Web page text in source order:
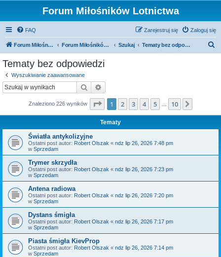
Forum Miłośników Lotnictwa
FAQ Zaloguj się
Zarejestruj się
Forum Miłośników Lotnictwa Forum Miłośników Lotnictwa Szukaj Tematy bez odpowiedzi
Tematy bez odpowiedzi
Wyszukiwanie zaawansowane
Szukaj
Znaleziono 226 wyników Strona z10
1 2 3 4 5 10
Tematy
Światła antykolizyjne
Ostatni post autor: Robert Olszak « ndz lip 26, 2026 7:48 pm
w Sprzedam
Trymer skrzydła
Ostatni post autor: Robert Olszak « ndz lip 26, 2026 7:23 pm
w Sprzedam
Antena radiowa
Ostatni post autor: Robert Olszak « ndz lip 26, 2026 7:20 pm
w Sprzedam
Dystans śmigła
Ostatni post autor: Robert Olszak « ndz lip 26, 2026 7:17 pm
w Sprzedam
Piasta śmigła KievProp
Ostatni post autor: Robert Olszak « ndz lip 26, 2026 7:14 pm
w Sprzedam